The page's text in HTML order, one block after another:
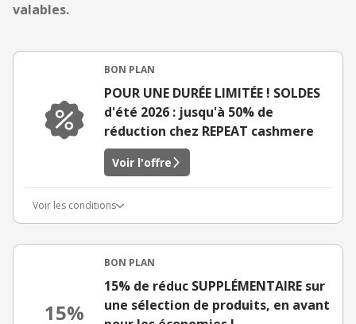
valables.
BON PLAN
POUR UNE DURÉE LIMITÉE ! SOLDES
d'été 2026 : jusqu'à 50% de
réduction chez REPEAT cashmere
Voir l'offre
Voir les conditions
15%
BON PLAN
15% de réduc SUPPLÉMENTAIRE sur
une sélection de produits, en avant